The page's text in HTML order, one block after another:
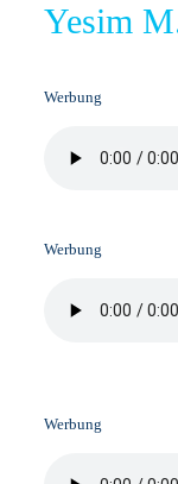
Yesim
Werbung
Werbung
Werbung